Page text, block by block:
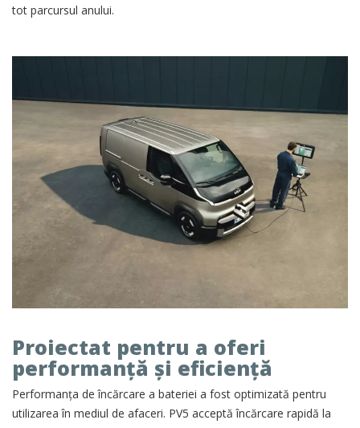
tot parcursul anului.
Proiectat pentru a oferi
performanță și eficiență
Performanța de încărcare a bateriei a fost optimizată pentru
utilizarea în mediul de afaceri. PV5 acceptă încărcare rapidă la